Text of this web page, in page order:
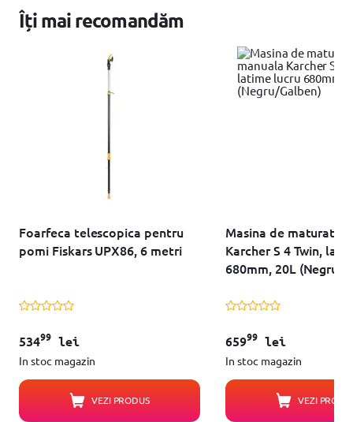
Îți mai recomandăm
Foarfeca telescopica pentru
pomi Fiskars UPX86, 6 metri
53499lei
In stoc magazin
VEZI PRODUS
Masina de maturat
Karcher S 4 Twin,
680mm, 20L (Negru/
65999lei
In stoc magazin
VEZI